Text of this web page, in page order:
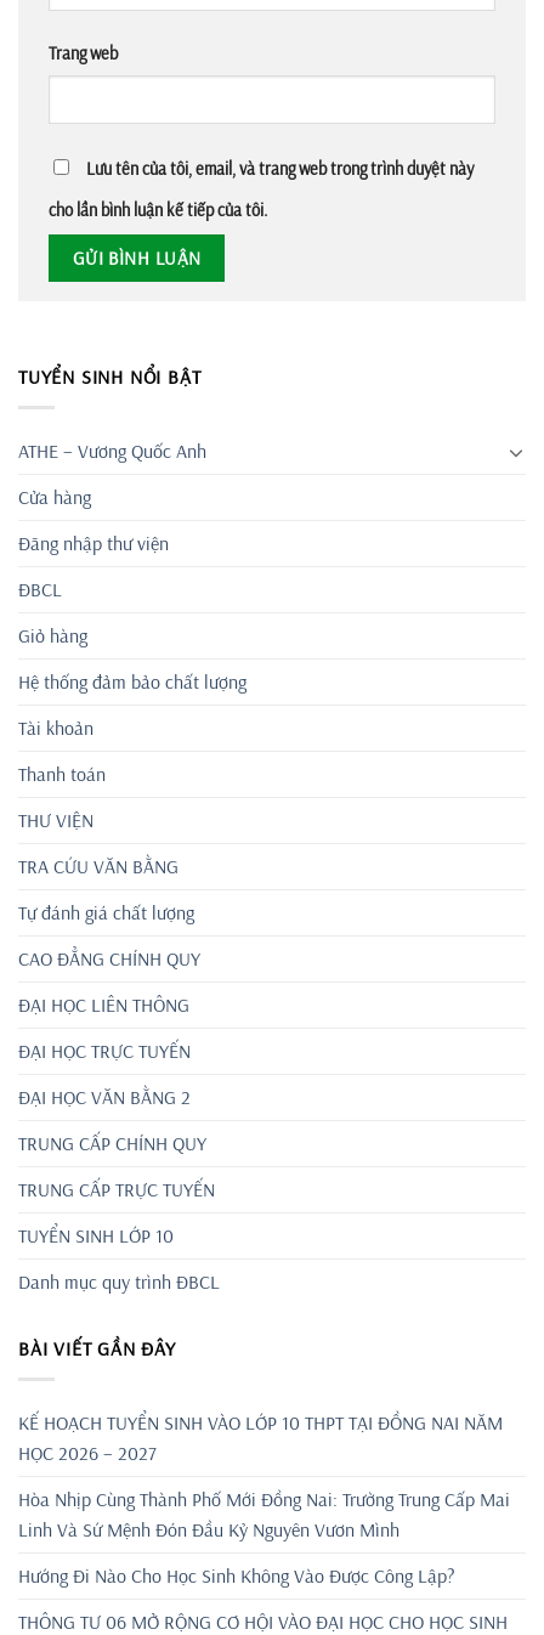
Trang web
Lưu tên của tôi, email, và trang web trong trình duyệt này
cho lần bình luận kế tiếp của tôi.
TUYỂN SINH NỔI BẬT
ATHE – Vương Quốc Anh
Cửa hàng
Đăng nhập thư viện
ĐBCL
Giỏ hàng
Hệ thống đảm bảo chất lượng
Tài khoản
Thanh toán
THƯ VIỆN
TRA CỨU VĂN BẰNG
Tự đánh giá chất lượng
CAO ĐẲNG CHÍNH QUY
ĐẠI HỌC LIÊN THÔNG
ĐẠI HỌC TRỰC TUYẾN
ĐẠI HỌC VĂN BẰNG 2
TRUNG CẤP CHÍNH QUY
TRUNG CẤP TRỰC TUYẾN
TUYỂN SINH LỚP 10
Danh mục quy trình ĐBCL
BÀI VIẾT GẦN ĐÂY
KẾ HOẠCH TUYỂN SINH VÀO LỚP 10 THPT TẠI ĐỒNG NAI NĂM
HỌC 2026 – 2027
Hòa Nhịp Cùng Thành Phố Mới Đồng Nai: Trường Trung Cấp Mai
Linh Và Sứ Mệnh Đón Đầu Kỷ Nguyên Vươn Mình
Hướng Đi Nào Cho Học Sinh Không Vào Được Công Lập?
THÔNG TƯ 06 MỞ RỘNG CƠ HỘI VÀO ĐẠI HỌC CHO HỌC SINH